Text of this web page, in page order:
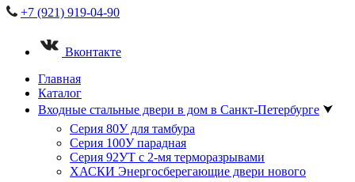
+7 (921) 919-04-90
Вконтакте
Главная
Каталог
Входные стальные двери в дом в Санкт-Петербурге ⮟
Серия 80У для тамбура
Серия 100У парадная
Серия 92УТ с 2-мя терморазрывами
ХАСКИ Энергосберегающие двери нового